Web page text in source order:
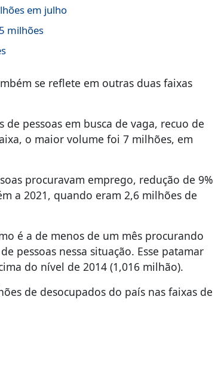
em julho
milhões
se reflete em outras duas faixas
pessoas em busca de vaga, recuo de
o maior volume foi 7 milhões, em
procuravam emprego, redução de 9%
a 2021, quando eram 2,6 milhões de
é a de menos de um mês procurando
pessoas nessa situação. Esse patamar
do nível de 2014 (1,016 milhão).
de desocupados do país nas faixas de